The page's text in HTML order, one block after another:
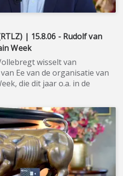
| 15.8.06 - Rudolf van
Week
wisselt van
Ee van de organisatie van
die dit jaar o.a. in de
weg te denken uit de
De Dutch Blockchain
georganiseerd in 2026,
conferentie van
komen, zoals ieder jaar,
professionals,
en andere partijen en